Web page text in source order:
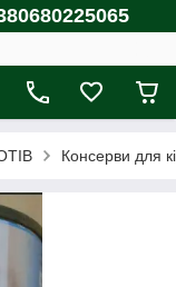
Консерви для